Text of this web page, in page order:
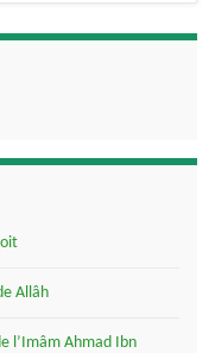
Allâh
l’Imâm Ahmad Ibn